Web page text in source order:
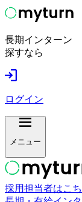
長期インターン
探すなら
ログイン
メニュー
採用担当者はこ